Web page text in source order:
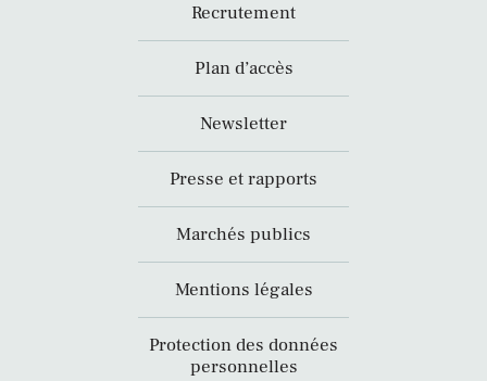
Recrutement
Plan d’accès
Newsletter
Presse et rapports
Marchés publics
Mentions légales
Protection des données
personnelles